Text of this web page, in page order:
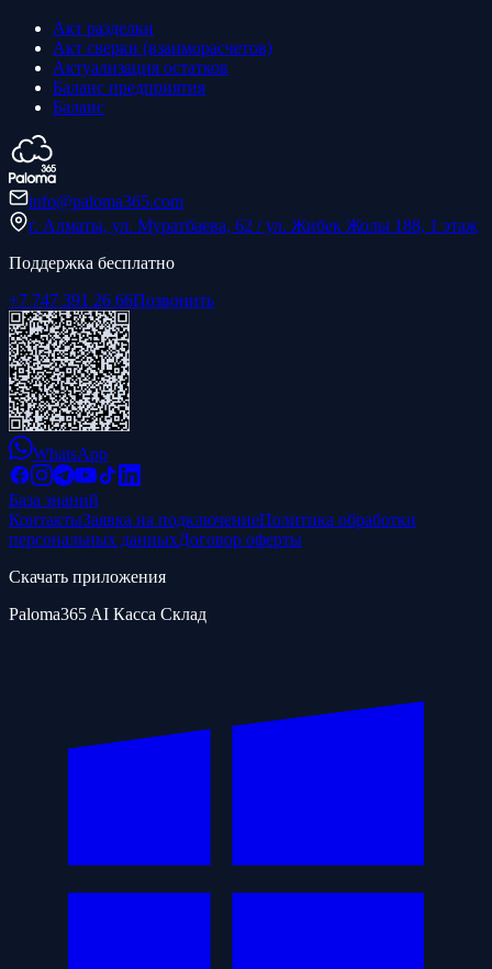
Акт разделки
Акт сверки (взаиморасчетов)
Актуализация остатков
Баланс предприятия
Баланс
info@paloma365.com
г. Алматы, ул. Муратбаева, 62 / ул. Жибек Жолы 188, 1 этаж
Поддержка бесплатно
+7 747 391 26 66Позвонить
WhatsApp
База знаний
КонтактыЗаявка на подключениеПолитика обработки
персональных данныхДоговор оферты
Скачать приложения
Paloma365 AI Касса Склад